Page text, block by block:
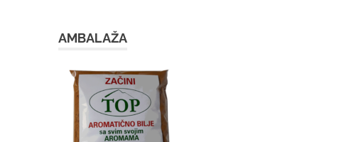
AMBALAŽA